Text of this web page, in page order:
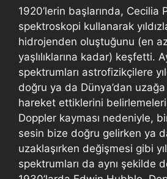
1920’lerin başlarında, Cecilia
spektroskopi kullanarak
hidrojenden oluştuğunu (en
yaşlılıklarına kadar) keşfetti.
spektrumları astrofizikçilere
doğru ya da Dünya’dan
hareket ettiklerini
Doppler kayması nedeniyle,
sesin bize doğru gelirken ya
uzaklaşırken değişmesi gibi
spektrumları da aynı şekilde